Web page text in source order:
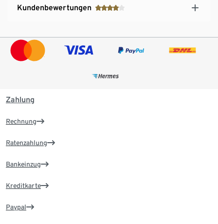
Kundenbewertungen
Zahlung
Rechnung
Ratenzahlung
Bankeinzug
Kreditkarte
Paypal